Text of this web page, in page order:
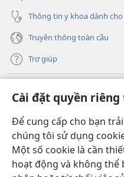
Cài đặt quyền
Để cung cấp cho bạn
chúng tôi sử dụng
Một số cookie là cần
hoạt động và không thể
Thông tin y khoa dành cho
Truyền thông toàn cầu
Trợ giúp
(mở
cửa
sổ
mới)
THƯ VIỆN TRỰC TUYẾN
(mở
cửa
sổ
mới)
JW Hub ®
(mở
cửa